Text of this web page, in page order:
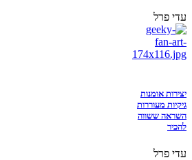
עדי פרל
יצירות אומנות
גיקיות מעוררות
השראה ששווה
להכיר
עדי פרל